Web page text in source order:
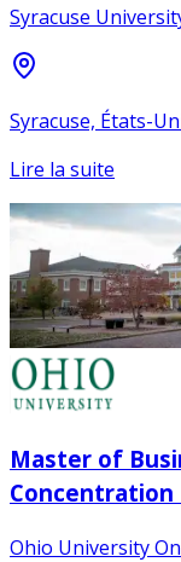
Syracuse
Syracuse, États-
Lire la suite
Master of
Concentration
Ohio University